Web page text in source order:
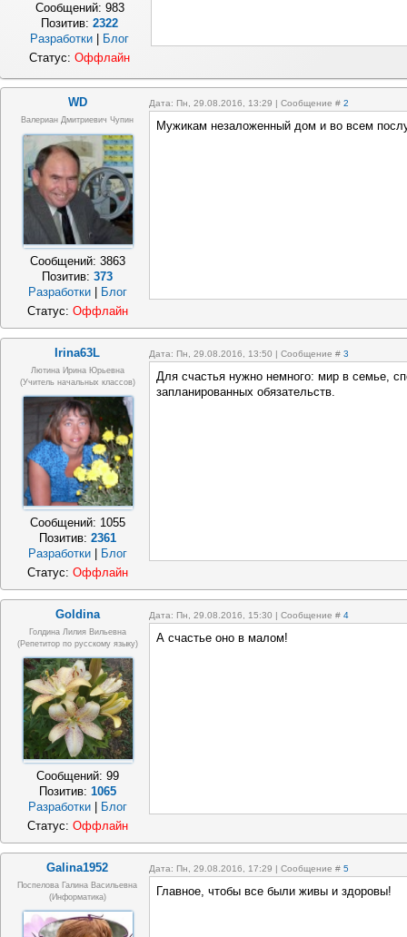
Сообщений: 983
Позитив:2322
Разработки
Блог
Статус:Оффлайн
WD Дата: Пн, 29.08.2016, 13:29 | Сообщение # 2
Валериан Дмитриевич Чупин
Сообщений: 3863
Позитив:373
Разработки
Блог
Мужикам незаложенный дом и во всем
Статус: Оффлайн
Irina63L Дата: Пн, 29.08.2016, 13:50 | Сообщение # 3
Лютина Ирина Юрьевна
(Учитель начальных классов)
Сообщений: 1055
Позитив: 2361
Разработки | Блог
Для счастья нужно немного: мир в семье,
запланированных обязательств.
Статус: Оффлайн
Goldina Дата: Пн, 29.08.2016, 15:30 | Сообщение # 4
Голдина Лилия Вильевна
(репетитор по русскому языку)
Сообщений: 99
Позитив: 1065
Разработки
Блог
А счастье оно в малом!
Статус: Оффлайн
Galina1952 Дата: Пн, 29.08.2016, 17:29 | Сообщение # 5
Поспелова Галина Васильевна
(информатика)
Главное, чтобы все были живы и здоровы!